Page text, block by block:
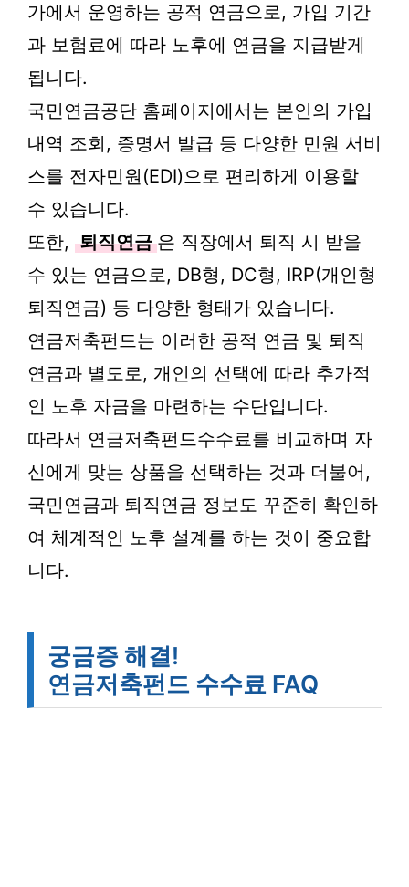
가에서 운영하는 공적 연금으로, 가입 기간
과 보험료에 따라 노후에 연금을 지급받게
됩니다.
국민연금공단 홈페이지에서는 본인의 가입
내역 조회, 증명서 발급 등 다양한 민원 서비
스를 전자민원(EDI)으로 편리하게 이용할
수 있습니다.
또한, 퇴직연금 은 직장에서 퇴직 시 받을
수 있는 연금으로, DB형, DC형, IRP(개인형
퇴직연금) 등 다양한 형태가 있습니다.
연금저축펀드는 이러한 공적 연금 및 퇴직
연금과 별도로, 개인의 선택에 따라 추가적
인 노후 자금을 마련하는 수단입니다.
따라서 연금저축펀드수수료를 비교하며 자
신에게 맞는 상품을 선택하는 것과 더불어,
국민연금과 퇴직연금 정보도 꾸준히 확인하
여 체계적인 노후 설계를 하는 것이 중요합
니다.
궁금증 해결!
연금저축펀드 수수료 FAQ